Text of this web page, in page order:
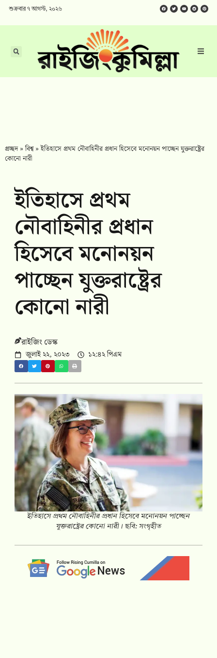
শুক্রবার ৭ আগস্ট, ২০২৬
প্রচ্ছদ»বিশ্ব»ইতিহাসে প্রথম নৌবাহিনীর প্রধান হিসেবে মনোনয়ন পাচ্ছেন যুক্তরাষ্ট্রের
কোনো নারী
ইতিহাসে প্রথম
নৌবাহিনীর প্রধান
হিসেবে মনোনয়ন
পাচ্ছেন যুক্তরাষ্ট্রের
কোনো নারী
রাইজিং ডেস্ক
জুলাই ২২, ২০২৩ ১২:৪২ পিএম
ইতিহাসে প্রথম নৌবাহিনীর প্রধান হিসেবে মনোনয়ন পাচ্ছেন
যুক্তরাষ্ট্রের কোনো নারী। ছবি: সংগৃহীত